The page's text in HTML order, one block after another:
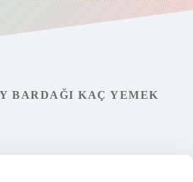
BARDAĞI KAÇ YEMEK